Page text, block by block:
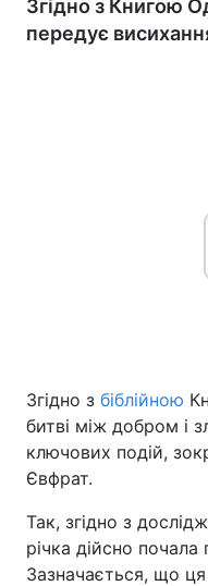
Згідно з Книгою
передує
Згідно з біблійною
битві між добром і
ключових подій,
Євфрат.
Так, згідно з
річка дійсно
Зазначається, що ця